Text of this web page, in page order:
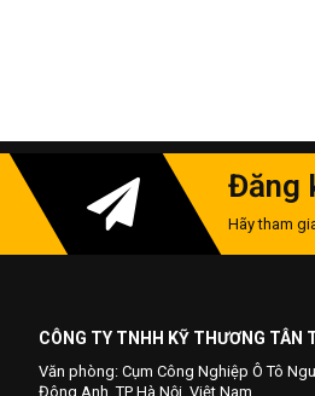
Đăng
Hãy tham
CÔNG TY TNHH KỸ THƯƠNG TÂN
Văn phòng: Cụm Công Nghiệp Ô Tô
Đông Anh, TP Hà Nội, Việt Nam